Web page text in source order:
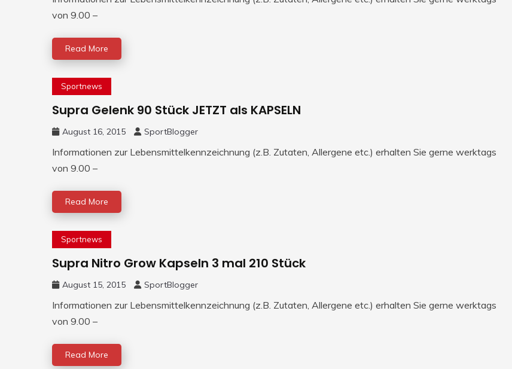
von 9.00 –
Read More
Sportnews
Supra Gelenk 90 Stück JETZT als KAPSELN
August 16, 2015 SportBlogger
Informationen zur Lebensmittelkennzeichnung (z.B. Zutaten, Allergene etc.) erhalten Sie gerne werktags
von 9.00 –
Read More
Sportnews
Supra Nitro Grow Kapseln 3 mal 210 Stück
August 15, 2015 SportBlogger
Informationen zur Lebensmittelkennzeichnung (z.B. Zutaten, Allergene etc.) erhalten Sie gerne werktags
von 9.00 –
Read More